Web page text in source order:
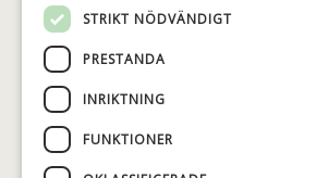
STRIKT NÖDVÄNDIGT
PRESTANDA
INRIKTNING
FUNKTIONER